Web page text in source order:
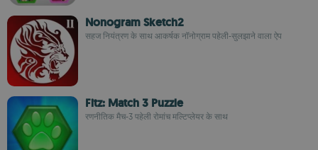
Nonogram Sketch2
सहज नियंत्रण के साथ आकर्षक नॉनोग्राम पहेली-सुलझाने वाला ऐप
Fitz: Match 3 Puzzle
रणनीतिक मैच-3 पहेली रोमांच मल्टिप्लेयर के साथ